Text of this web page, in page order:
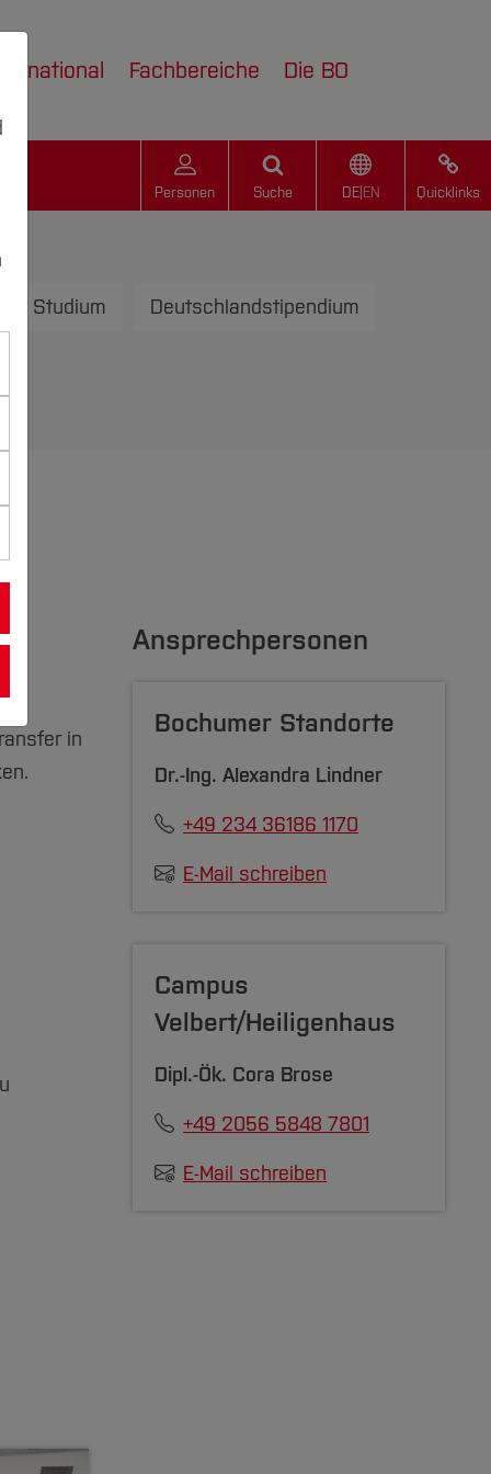
Fachbereiche Die BO
Personen Suche DE| EN Quicklinks
Studium Deutschlandstipendium
in
Ansprechpersonen
Bochumer Standorte
Dr.-Ing. Alexandra Lindner
+49 234 36186 1170
E-Mail schreiben
Campus
Velbert/Heiligenhaus
Dipl.-Ök. Cora Brose
+49 2056 5848 7801
E-Mail schreiben